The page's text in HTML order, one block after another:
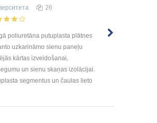
26
poliuretāna putuplasta plātnes
uzkarināmo sienu paneļu
kārtas izveidošanai,
un sienu skaņas izolācijai.
segmentus un čaulas lieto